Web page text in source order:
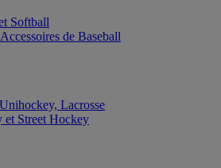
Softball
de Baseball
Lacrosse
et Street Hockey